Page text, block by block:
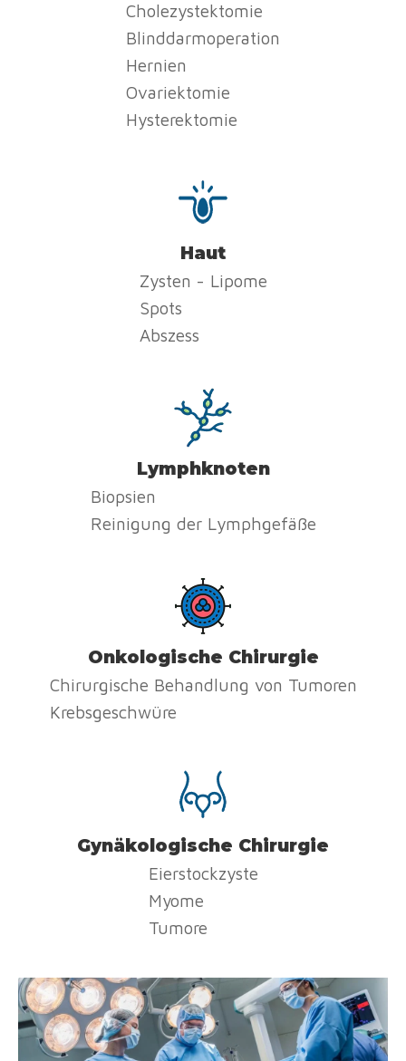
Cholezystektomie
Blinddarmoperation
Hernien
Ovariektomie
Hysterektomie
Haut
Zysten - Lipome
Spots
Abszess
Lymphknoten
Biopsien
Reinigung der Lymphgefäße
Onkologische Chirurgie
Chirurgische Behandlung von Tumoren
Krebsgeschwüre
Gynäkologische Chirurgie
Eierstockzyste
Myome
Tumore